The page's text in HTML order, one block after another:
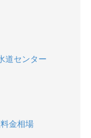
道センター
金相場